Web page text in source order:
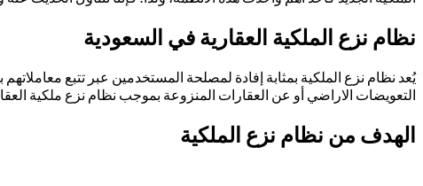
نظام نزع الملكية العقارية في السعودية
يُعد نظام نزع الملكية بمثابة إفادة لمصلحة المستخدمين عبر تتبع
التعويضات الاراضي أو عن العقارات المنزوعة بموجب نظام نزع ملكية
الهدف من نظام نزع الملكية